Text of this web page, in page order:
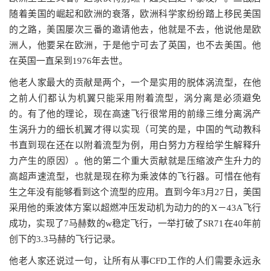
随着美国的崛起和欧洲的衰落，欧洲科学家纷纷踏上移民美国
的之路，美国屡次三番的邀请他去，他就是不去，他说他是欧
洲人，他要呆在欧洲，于是他宁可去了英国，也不去美国。他
在英国一直呆到1976年去世。
他老人家最大的贡献是两个，一个是实用的脱体涡流型，在他
之前人们都认为机翼只能采用附着流型，涡分离是必须避免
的。有了他的理论，现在高速飞行很常用的前缘三维分离涡产
生涡升力的细长机翼才得以实现（可笑的是，中国的气动教科
书直到现在还在以附着流型为例，用白努力方程给学生解释升
力产生的原因）。他的第二个重大贡献就是压缩波产生升力的
高超声速流型，也就是现在称为乘波体的飞行器。可惜在他有
生之年没有能够看到这个流型的应用。直到今年3月27日，美国
采用他的乘波体方案以超燃冲压发动机为动力的的X－43A飞行
成功，实现了7马赫数的w稳定飞行，一举打破了SR71在40年前
创下的3.3马赫的飞行记录。
他老人家还说过一句，让所有从事CFD工作的人们需要永远永